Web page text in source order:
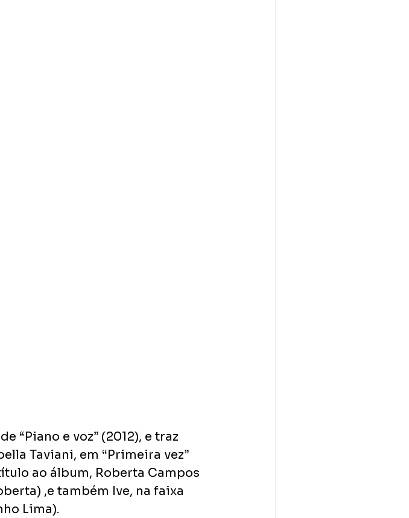
“Piano e voz” (2012), e traz
Taviani, em “Primeira vez”
ao álbum, Roberta Campos
,e também Ive, na faixa
Lima).